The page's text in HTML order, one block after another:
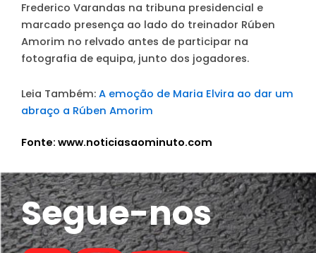
Frederico Varandas na tribuna presidencial e
marcado presença ao lado do treinador Rúben
Amorim no relvado antes de participar na
fotografia de equipa, junto dos jogadores.
Leia Também: A emoção de Maria Elvira ao dar um
abraço a Rúben Amorim
Fonte: www.noticiasaominuto.com
Segue-nos